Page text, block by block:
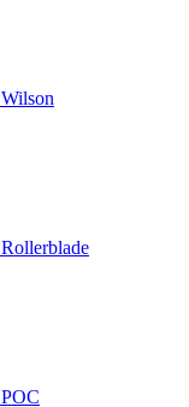
Wilson
Rollerblade
POC